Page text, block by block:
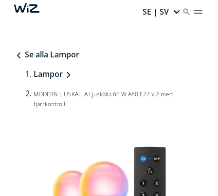
SE | SV
Se alla Lampor
Lampor
MODERN LJUSKÄLLA Ljuskälla 60 W A60 E27 x 2 med
fjärrkontroll